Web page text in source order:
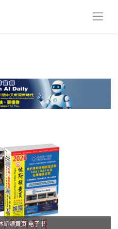
斯顿黄页 电子书